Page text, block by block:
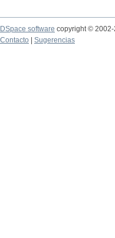
DSpace software copyright © 2002-
Contacto
Sugerencias